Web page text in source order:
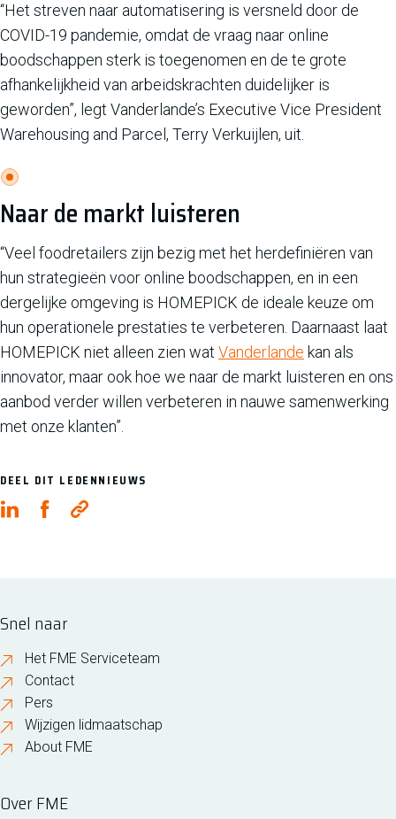
“Het streven naar automatisering is versneld door de
COVID-19 pandemie, omdat de vraag naar online
boodschappen sterk is toegenomen en de te grote
afhankelijkheid van arbeidskrachten duidelijker is
geworden”, legt Vanderlande’s Executive Vice President
Warehousing and Parcel, Terry Verkuijlen, uit.
Naar de markt luisteren
“Veel foodretailers zijn bezig met het herdefiniëren van
hun strategieën voor online boodschappen, en in een
dergelijke omgeving is HOMEPICK de ideale keuze om
hun operationele prestaties te verbeteren. Daarnaast laat
HOMEPICK niet alleen zien wat Vanderlande kan als
innovator, maar ook hoe we naar de markt luisteren en ons
aanbod verder willen verbeteren in nauwe samenwerking
met onze klanten”.
DEEL DIT LEDENNIEUWS
Snel naar
Het FME Serviceteam
Contact
Pers
Wijzigen lidmaatschap
About FME
Over FME